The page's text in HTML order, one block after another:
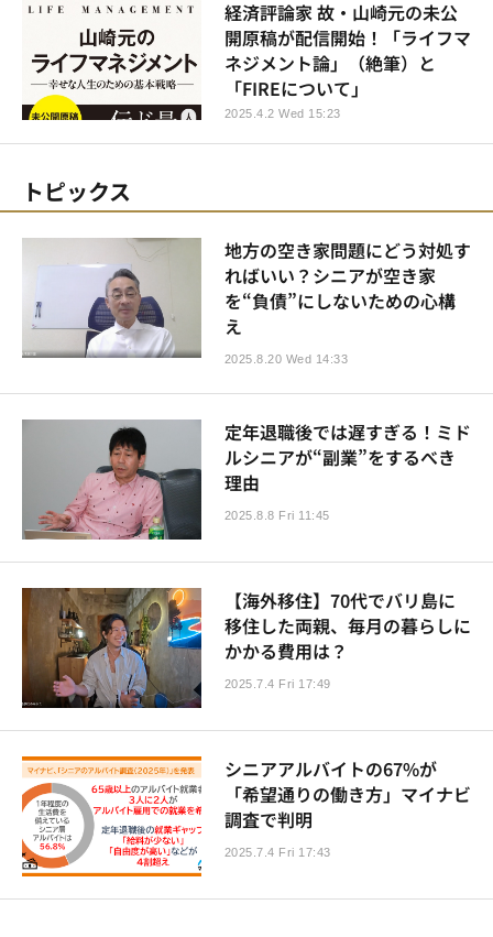
経済評論家 故・山崎元の未公
開原稿が配信開始！「ライフマ
ネジメント論」（絶筆）と
「FIREについて」
2025.4.2 Wed 15:23
トピックス
地方の空き家問題にどう対処す
ればいい？シニアが空き家
を“負債”にしないための心構
え
2025.8.20 Wed 14:33
定年退職後では遅すぎる！ミド
ルシニアが“副業”をするべき
理由
2025.8.8 Fri 11:45
【海外移住】70代でバリ島に
移住した両親、毎月の暮らしに
かかる費用は？
2025.7.4 Fri 17:49
シニアアルバイトの67%が
「希望通りの働き方」マイナビ
調査で判明
2025.7.4 Fri 17:43